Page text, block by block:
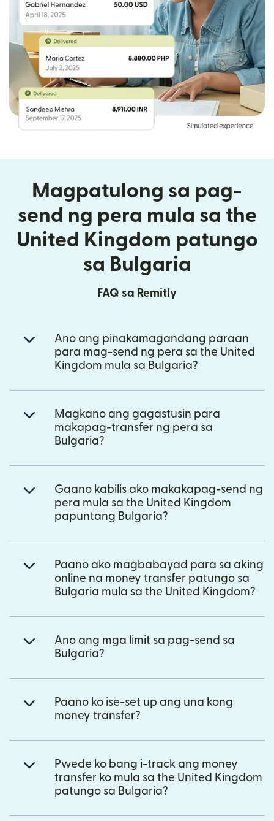
Magpatulong sa pag-
send ng pera mula sa the
United Kingdom patungo
sa Bulgaria
FAQ sa Remitly
Ano ang pinakamagandang paraan
para mag-send ng pera sa the United
Kingdom mula sa Bulgaria?
Magkano ang gagastusin para
makapag-transfer ng pera sa
Bulgaria?
Gaano kabilis ako makakapag-send ng
pera mula sa the United Kingdom
papuntang Bulgaria?
Paano ako magbabayad para sa aking
online na money transfer patungo sa
Bulgaria mula sa the United Kingdom?
Ano ang mga limit sa pag-send sa
Bulgaria?
Paano ko ise-set up ang una kong
money transfer?
Pwede ko bang i-track ang money
transfer ko mula sa the United Kingdom
patungo sa Bulgaria?